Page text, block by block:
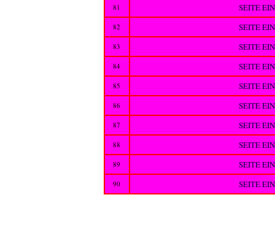
81 SEITE
82 SEITE
83 SEITE
84 SEITE
85 SEITE
86 SEITE
87 SEITE
88 SEITE
89 SEITE
90 SEITE